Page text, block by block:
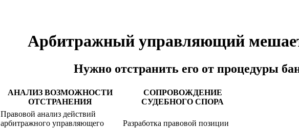
Арбитражный управляющий
Нужно отстранить его от процедуры
АНАЛИЗ ВОЗМОЖНОСТИ
ОТСТРАНЕНИЯ
СОПРОВОЖДЕНИЕ
СУДЕБНОГО СПОРА
Правовой анализ действий
арбитражного управляющего
Разработка правовой позиции